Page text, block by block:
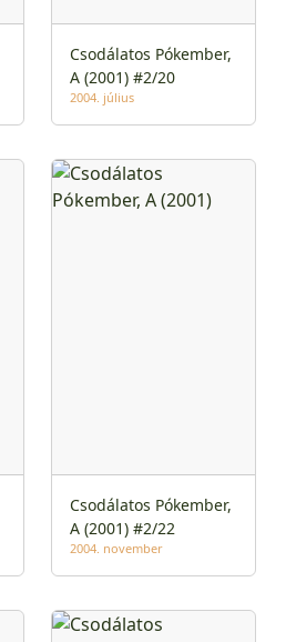
Csodálatos Pókember,
A (2001) #2/20
2004. július
Csodálatos Pókember,
A (2001) #2/22
2004. november